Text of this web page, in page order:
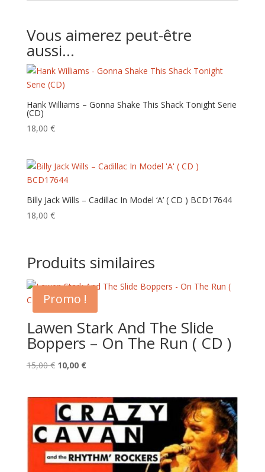
Vous aimerez peut-être
aussi…
Hank Williams – Gonna Shake This Shack Tonight Serie
(CD)
18,00 €
Billy Jack Wills – Cadillac In Model ‘A’ ( CD ) BCD17644
18,00 €
Produits similaires
Promo !
Lawen Stark And The Slide
Boppers – On The Run ( CD )
15,00€ Le
était :
15,00 €.
10,00 €Le
est :
10,00 €.